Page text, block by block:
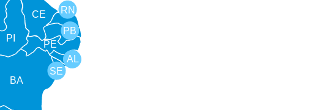
BA
SE
PE
AL
RN
CE
PI
PB